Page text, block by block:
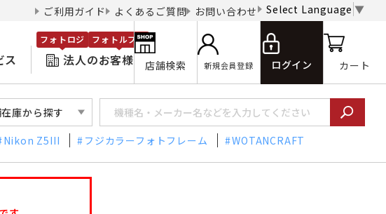
ご利用ガイド よくあるご質問 お問い合わせ Select Language ▼
ス 法人のお客様
フォトロジ フォトルプロ
店舗検索 新規会員登録 ログイン カート
庫から探す
Nikon Z5III フジカラーフォトフレーム WOTANCRAFT